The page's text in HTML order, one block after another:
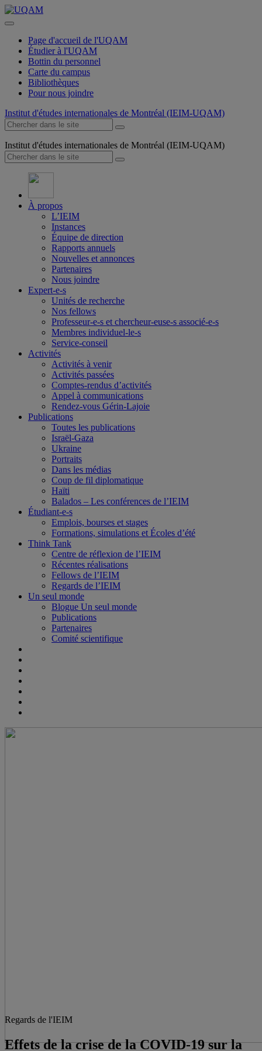
Page d'accueil de l'UQAM
Étudier à l'UQAM
Bottin du personnel
Carte du campus
Bibliothèques
Pour nous joindre
Institut d'études internationales de Montréal (IEIM-UQAM)
Institut d'études internationales de Montréal (IEIM-UQAM)
À propos
L’IEIM
Instances
Équipe de direction
Rapports annuels
Nouvelles et annonces
Partenaires
Nous joindre
Expert-e-s
Unités de recherche
Nos fellows
Professeur-e-s et chercheur-euse-s associé-e-s
Membres individuel-le-s
Service-conseil
Activités
Activités à venir
Activités passées
Comptes-rendus d’activités
Appel à communications
Rendez-vous Gérin-Lajoie
Publications
Toutes les publications
Israël-Gaza
Ukraine
Portraits
Dans les médias
Coup de fil diplomatique
Haïti
Balados – Les conférences de l’IEIM
Étudiant-e-s
Emplois, bourses et stages
Formations, simulations et Écoles d’été
Think Tank
Centre de réflexion de l’IEIM
Récentes réalisations
Fellows de l’IEIM
Regards de l’IEIM
Un seul monde
Blogue Un seul monde
Publications
Partenaires
Comité scientifique
Regards de l'IEIM
Effets de la crise de la COVID-19 sur la